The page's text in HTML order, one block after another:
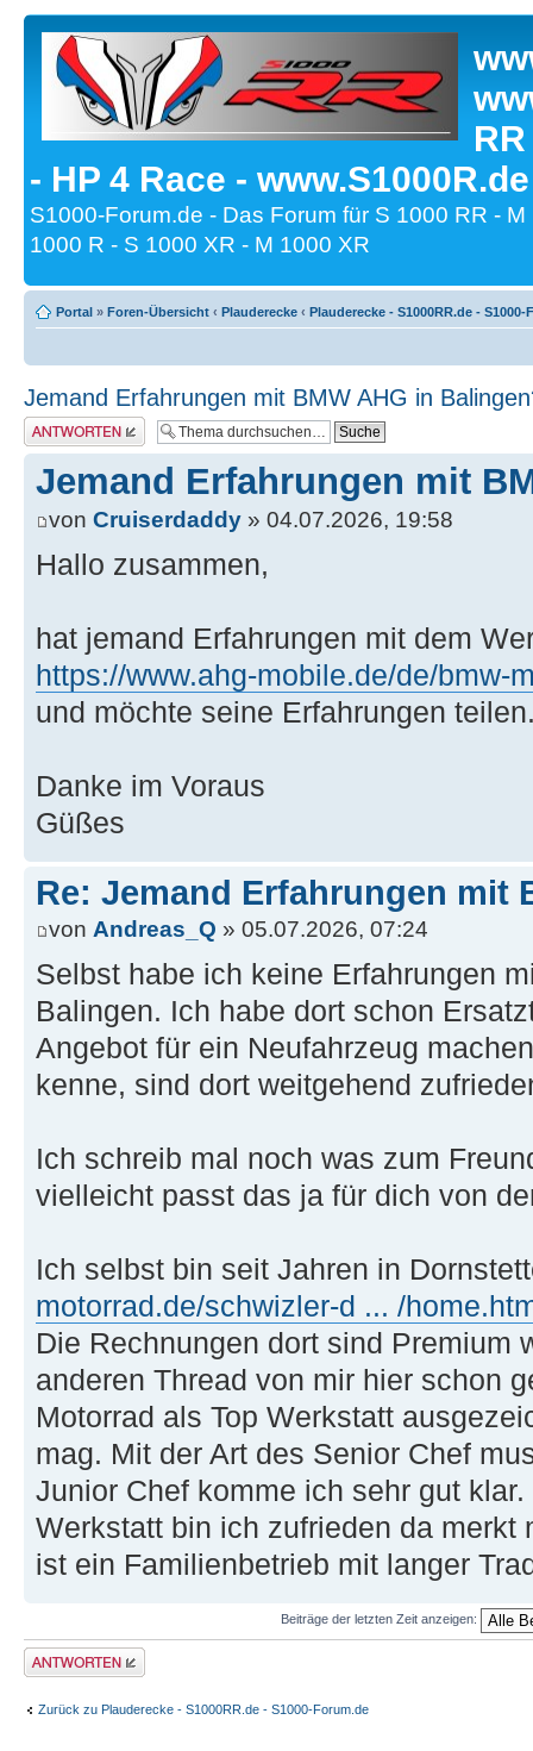
- HP 4 Race -
S1000-Forum.de - Das Forum für S 1000 RR -
1000 R - S 1000 XR - M 1000 XR
Portal » Foren-Übersicht ‹ Plauderecke ‹ Plauderecke - S1000RR.de - S1000-
Jemand Erfahrungen mit BMW AHG in
Antwort erstellen
Jemand Erfahrungen mit
von Cruiserdaddy » 04.07.2026, 19:58
Hallo zusammen,
hat jemand Erfahrungen mit dem
https://www.ahg-mobile.de/de/bmw-
und möchte seine Erfahrungen
Danke im Voraus
Güßes
Re: Jemand Erfahrungen mit
von Andreas_Q » 05.07.2026, 07:24
Selbst habe ich keine Erfahrungen
Balingen. Ich habe dort schon
Angebot für ein Neufahrzeug
kenne, sind dort weitgehend
Ich schreib mal noch was zum
vielleicht passt das ja für dich von
Ich selbst bin seit Jahren in
motorrad.de/schwizler-d ... /
Die Rechnungen dort sind Premium
anderen Thread von mir hier schon
Motorrad als Top Werkstatt
mag. Mit der Art des Senior Chef
Junior Chef komme ich sehr gut
Werkstatt bin ich zufrieden da merkt
ist ein Familienbetrieb mit langer
Beiträge der letzten Zeit anzeigen:
Antwort erstellen
Zurück zu Plauderecke - S1000RR.de - S1000-Forum.de